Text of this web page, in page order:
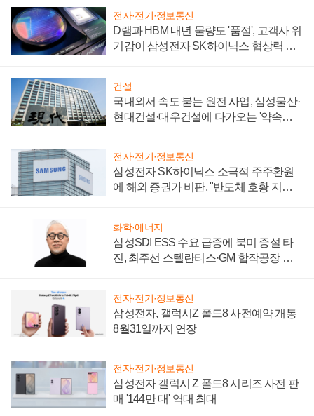
전자·전기·정보통신
D램과 HBM 내년 물량도 '품절', 고객사 위
기감이 삼성전자 SK하이닉스 협상력 더
건설
국내외서 속도 붙는 원전 사업, 삼성물산·
현대건설·대우건설에 다가오는 '약속의
전자·전기·정보통신
삼성전자 SK하이닉스 소극적 주주환원
에 해외 증권가 비판, "반도체 호황 지속
화학·에너지
삼성SDI ESS 수요 급증에 북미 증설 타
진, 최주선 스텔란티스·GM 합작공장 건
전자·전기·정보통신
삼성전자, 갤럭시Z 폴드8 사전예약 개통
8월31일까지 연장
전자·전기·정보통신
삼성전자 갤럭시 Z 폴드8 시리즈 사전 판
매 '144만 대' 역대 최대